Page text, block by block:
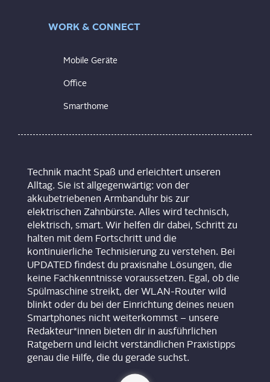
WORK & CONNECT
Mobile Geräte
Office
Smarthome
Technik macht Spaß und erleichtert unseren
Alltag. Sie ist allgegenwärtig: von der
akkubetriebenen Armbanduhr bis zur
elektrischen Zahnbürste. Alles wird technisch,
elektrisch, smart. Wir helfen dir dabei, Schritt zu
halten mit dem Fortschritt und die
kontinuierliche Technisierung zu verstehen. Bei
UPDATED findest du praxisnahe Lösungen, die
keine Fachkenntnisse voraussetzen. Egal, ob die
Spülmaschine streikt, der WLAN-Router wild
blinkt oder du bei der Einrichtung deines neuen
Smartphones nicht weiterkommst – unsere
Redakteur*innen bieten dir in ausführlichen
Ratgebern und leicht verständlichen Praxistipps
genau die Hilfe, die du gerade suchst.